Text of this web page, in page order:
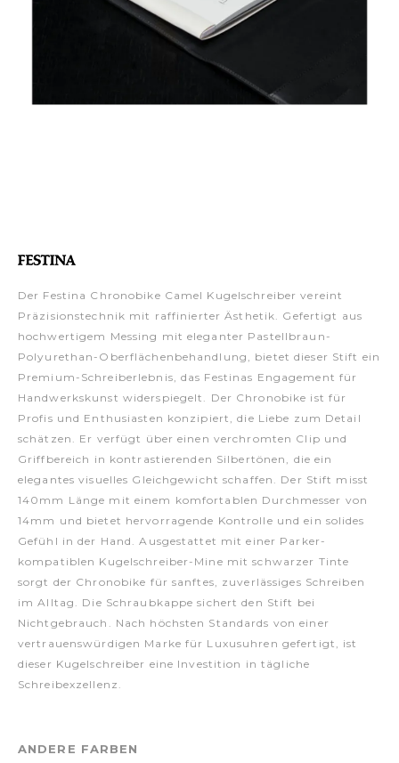
Der Festina Chronobike Camel Kugelschreiber vereint
Präzisionstechnik mit raffinierter Ästhetik. Gefertigt aus
hochwertigem Messing mit eleganter Pastellbraun-
Polyurethan-Oberflächenbehandlung, bietet dieser Stift ein
Premium-Schreiberlebnis, das Festinas Engagement für
Handwerkskunst widerspiegelt. Der Chronobike ist für
Profis und Enthusiasten konzipiert, die Liebe zum Detail
schätzen. Er verfügt über einen verchromten Clip und
Griffbereich in kontrastierenden Silbertönen, die ein
elegantes visuelles Gleichgewicht schaffen. Der Stift misst
140mm Länge mit einem komfortablen Durchmesser von
14mm und bietet hervorragende Kontrolle und ein solides
Gefühl in der Hand. Ausgestattet mit einer Parker-
kompatiblen Kugelschreiber-Mine mit schwarzer Tinte
sorgt der Chronobike für sanftes, zuverlässiges Schreiben
im Alltag. Die Schraubkappe sichert den Stift bei
Nichtgebrauch. Nach höchsten Standards von einer
vertrauenswürdigen Marke für Luxusuhren gefertigt, ist
dieser Kugelschreiber eine Investition in tägliche
Schreibexzellenz.
ANDERE FARBEN